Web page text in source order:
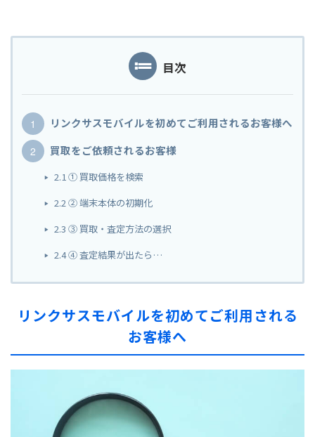
目次
リンクサスモバイルを初めてご利用されるお客様へ
買取をご依頼されるお客様
2.1① 買取価格を検索
2.2② 端末本体の初期化
2.3 ③ 買取・査定方法の選択
2.4④ 査定結果が出たら…
リンクサスモバイルを初めてご利用される
お客様へ